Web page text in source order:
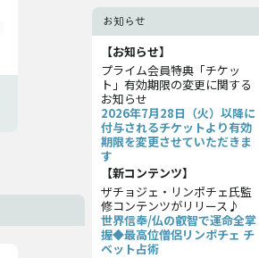
お知らせ
【お知らせ】
プライム会員特典「チケッ
ト」有効期限の変更に関する
お知らせ
2026年7月28日（火）以降に
付与されるチケットより有効
期限を変更させていただきま
す
【新コンテンツ】
ザチョジェ・リンポチェ氏監
修コンテンツがリリース♪
世界信奉/仏の叡智で運命全掌
握◆最高位僧侶リンポチェ チ
ベット占術